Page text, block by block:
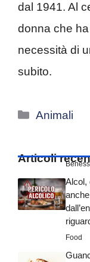
dal 1941. Al
donna che
necessità di
subito.
Categorie
Animali
Articoli
Alcol,
Food